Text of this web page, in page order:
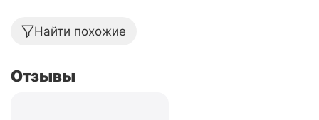
Найти похожие
Отзывы